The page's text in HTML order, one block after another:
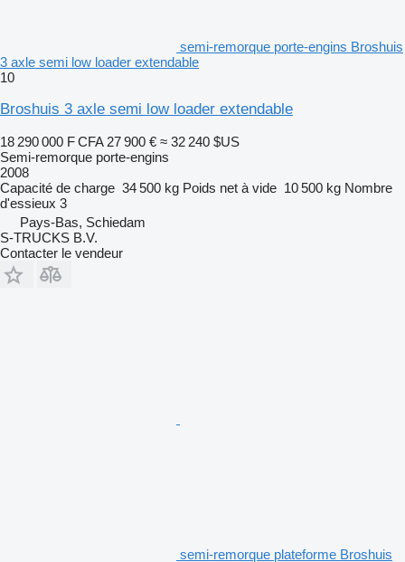
semi-remorque porte-engins Broshuis
3 axle semi low loader extendable
10
Broshuis 3 axle semi low loader extendable
18 290 000 F CFA 27 900 € ≈ 32 240 $US
Semi-remorque porte-engins
2008
Capacité de charge 34 500 kg Poids net à vide 10 500 kg Nombre
d'essieux 3
Pays-Bas, Schiedam
S-TRUCKS B.V.
Contacter le vendeur
semi-remorque plateforme Broshuis